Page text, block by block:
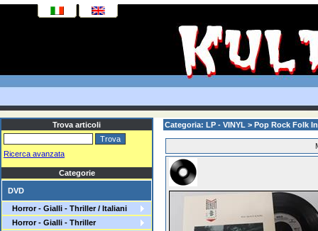
Trova articoli
Ricerca avanzata
Categorie
DVD
Horror - Gialli - Thriller / Italiani
Horror - Gialli - Thriller
Categoria: LP - VINYL > Pop Rock Folk